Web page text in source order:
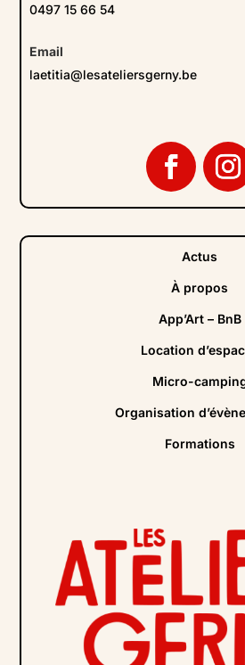
0497 15 66 54
Email
laetitia@lesateliersgerny.be
Actus
À propos
App’Art – BnB
Location
Micro-
Organisation
Formations